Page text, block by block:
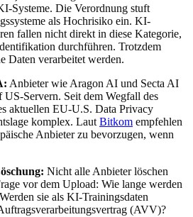
Systeme. Die Verordnung stuft
als Hochrisiko ein. KI-
fallen nicht direkt in diese Kategorie,
durchführen. Trotzdem
Daten verarbeitet werden.
Anbieter wie Aragon AI und Secta AI
US-Servern. Seit dem Wegfall des
aktuellen EU-U.S. Data Privacy
komplex. Laut Bitkom empfehlen
Anbieter zu bevorzugen, wenn
Nicht alle Anbieter löschen
vor dem Upload: Wie lange werden
sie als KI-Trainingsdaten
(AVV)?